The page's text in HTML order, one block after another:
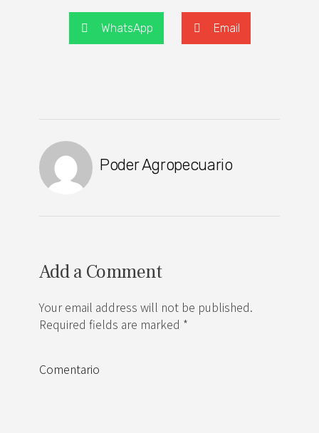
WhatsApp Email
Poder Agropecuario
Add a Comment
Your email address will not be published.
Required fields are marked *
Comentario